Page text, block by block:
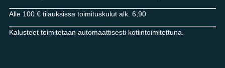
Alle 100 € tilauksissa toimituskulut alk. 6,90
Kalusteet toimitetaan automaattisesti kotiintoimitettuna.